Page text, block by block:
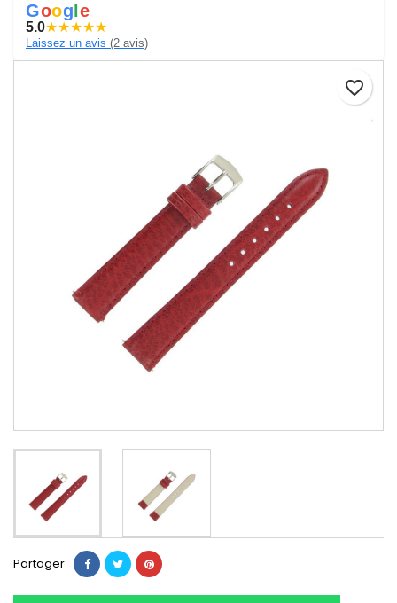
Goog e
5.0★★★★★
Laissez un avis (2 avis)
Partager
favorite_border